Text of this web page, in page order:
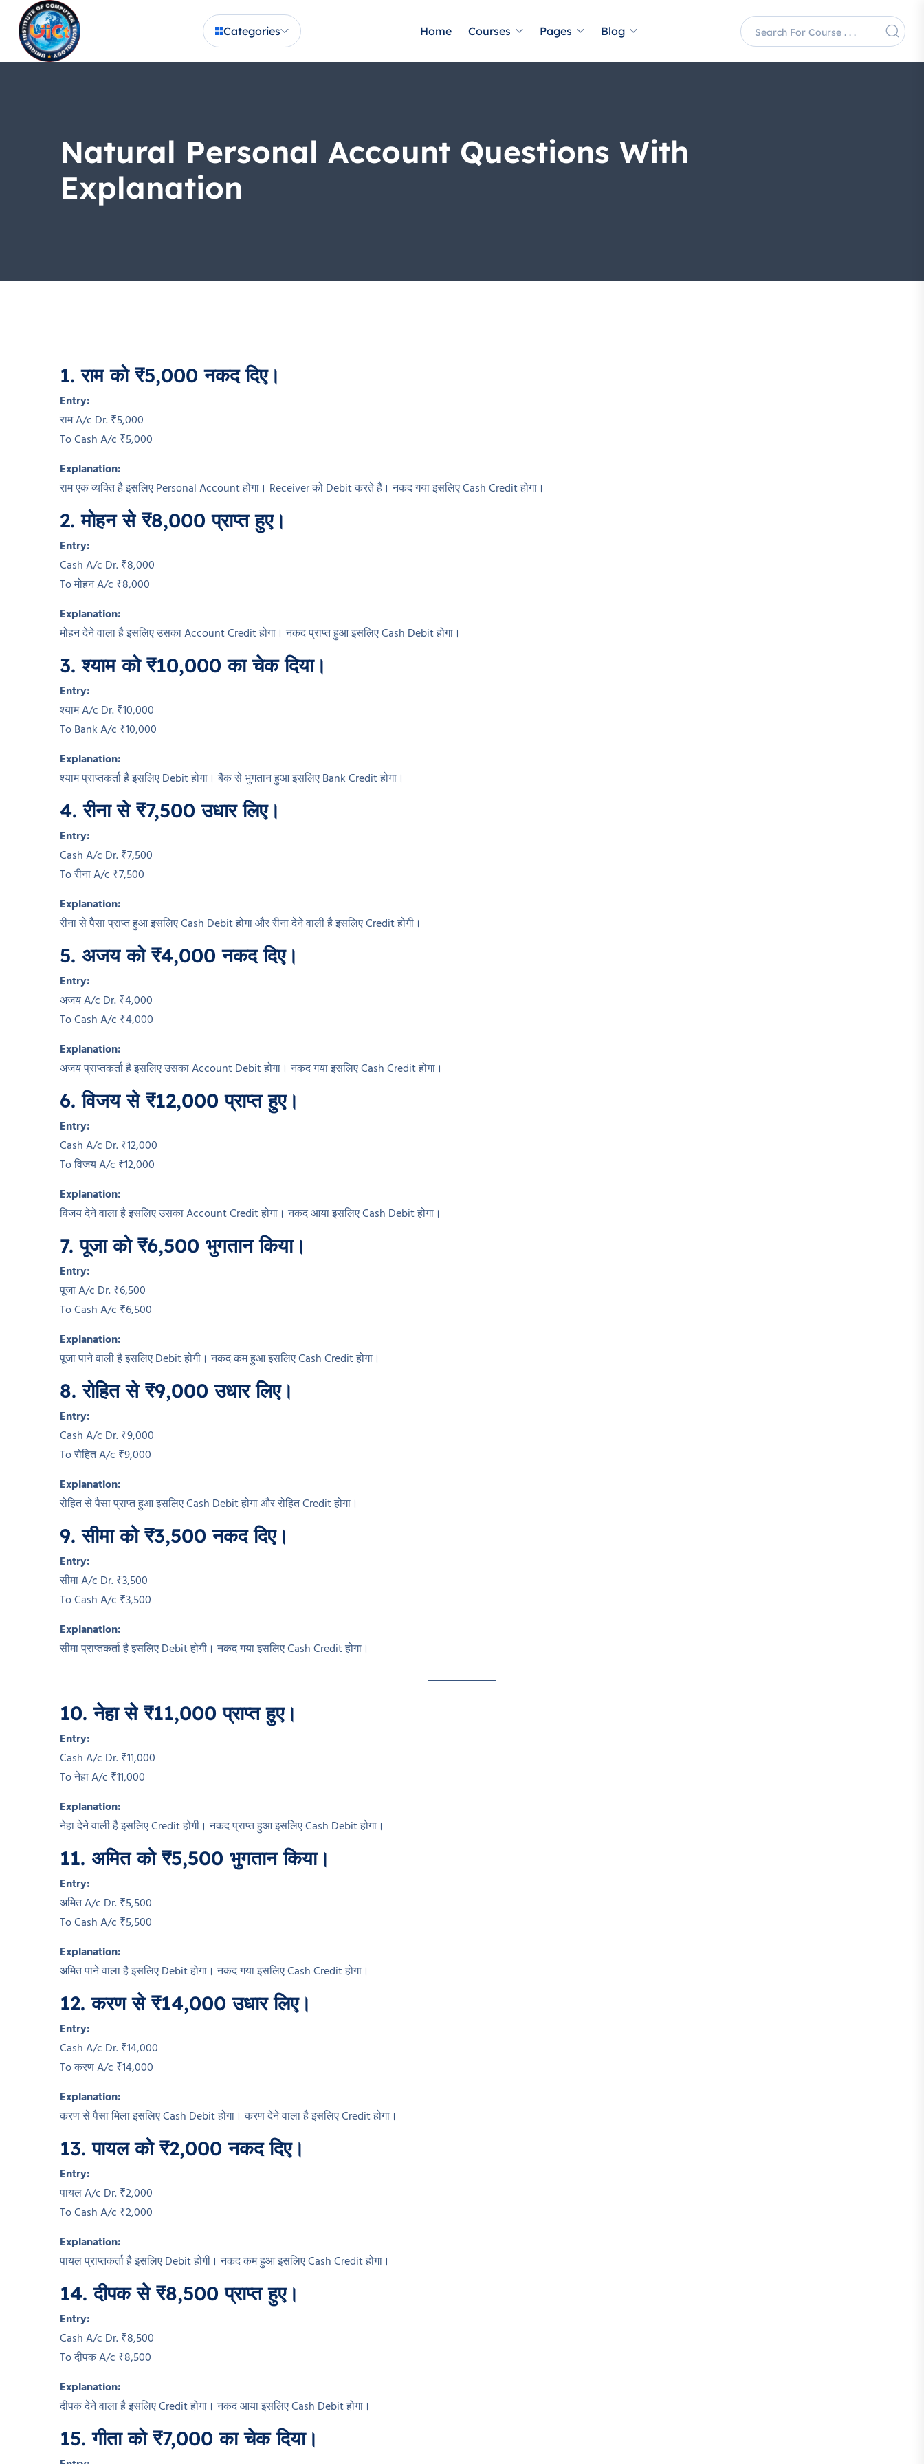
Categories Home Courses Pages Blog
Natural Personal Account Questions With
Explanation
1. राम को ₹5,000 नकद दिए।
Entry:
राम A/c Dr. ₹5,000
To Cash A/c ₹5,000
Explanation:
राम एक व्यक्ति है इसलिए Personal Account होगा। Receiver को Debit करते हैं। नकद गया इसलिए Cash Credit होगा।
2. मोहन से ₹8,000 प्राप्त हुए।
Entry:
Cash A/c Dr. ₹8,000
To मोहन A/c ₹8,000
Explanation:
मोहन देने वाला है इसलिए उसका Account Credit होगा। नकद प्राप्त हुआ इसलिए Cash Debit होगा।
3. श्याम को ₹10,000 का चेक दिया।
Entry:
श्याम A/c Dr. ₹10,000
To Bank A/c ₹10,000
Explanation:
श्याम प्राप्तकर्ता है इसलिए Debit होगा। बैंक से भुगतान हुआ इसलिए Bank Credit होगा।
4. रीना से ₹7,500 उधार लिए।
Entry:
Cash A/c Dr. ₹7,500
To रीना A/c ₹7,500
Explanation:
रीना से पैसा प्राप्त हुआ इसलिए Cash Debit होगा और रीना देने वाली है इसलिए Credit होगी।
5. अजय को ₹4,000 नकद दिए।
Entry:
अजय A/c Dr. ₹4,000
To Cash A/c ₹4,000
Explanation:
अजय प्राप्तकर्ता है इसलिए उसका Account Debit होगा। नकद गया इसलिए Cash Credit होगा।
6. विजय से ₹12,000 प्राप्त हुए।
Entry:
Cash A/c Dr. ₹12,000
To विजय A/c ₹12,000
Explanation:
विजय देने वाला है इसलिए उसका Account Credit होगा। नकद आया इसलिए Cash Debit होगा।
7. पूजा को ₹6,500 भुगतान किया।
Entry:
पूजा A/c Dr. ₹6,500
To Cash A/c ₹6,500
Explanation:
पूजा पाने वाली है इसलिए Debit होगी। नकद कम हुआ इसलिए Cash Credit होगा।
8. रोहित से ₹9,000 उधार लिए।
Entry:
Cash A/c Dr. ₹9,000
To रोहित A/c ₹9,000
Explanation:
रोहित से पैसा प्राप्त हुआ इसलिए Cash Debit होगा और रोहित Credit होगा।
9. सीमा को ₹3,500 नकद दिए।
Entry:
सीमा A/c Dr. ₹3,500
To Cash A/c ₹3,500
Explanation:
सीमा प्राप्तकर्ता है इसलिए Debit होगी। नकद गया इसलिए Cash Credit होगा।
10. नेहा से ₹11,000 प्राप्त हुए।
Entry:
Cash A/c Dr. ₹11,000
To नेहा A/c ₹11,000
Explanation:
नेहा देने वाली है इसलिए Credit होगी। नकद प्राप्त हुआ इसलिए Cash Debit होगा।
11. अमित को ₹5,500 भुगतान किया।
Entry:
अमित A/c Dr. ₹5,500
To Cash A/c ₹5,500
Explanation:
अमित पाने वाला है इसलिए Debit होगा। नकद गया इसलिए Cash Credit होगा।
12. करण से ₹14,000 उधार लिए।
Entry:
Cash A/c Dr. ₹14,000
To करण A/c ₹14,000
Explanation:
करण से पैसा मिला इसलिए Cash Debit होगा। करण देने वाला है इसलिए Credit होगा।
13. पायल को ₹2,000 नकद दिए।
Entry:
पायल A/c Dr. ₹2,000
To Cash A/c ₹2,000
Explanation:
पायल प्राप्तकर्ता है इसलिए Debit होगी। नकद कम हुआ इसलिए Cash Credit होगा।
14. दीपक से ₹8,500 प्राप्त हुए।
Entry:
Cash A/c Dr. ₹8,500
To दीपक A/c ₹8,500
Explanation:
दीपक देने वाला है इसलिए Credit होगा। नकद आया इसलिए Cash Debit होगा।
15. गीता को ₹7,000 का चेक दिया।